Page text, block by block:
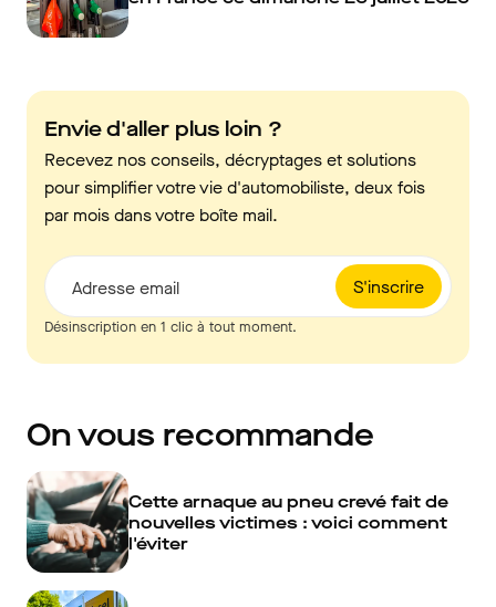
Envie d'aller plus loin ?
Recevez nos conseils, décryptages et solutions
pour simplifier votre vie d'automobiliste, deux fois
par mois dans votre boîte mail.
S'inscrire
Adresse email
Désinscription en 1 clic à tout moment.
On vous recommande
Cette arnaque au pneu crevé fait de
nouvelles victimes : voici comment
l'éviter